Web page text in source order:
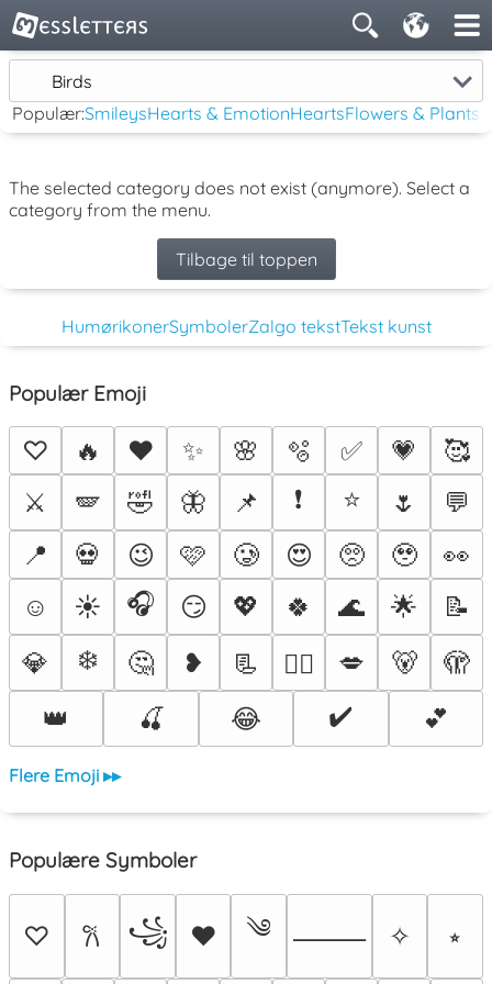
Birds
Populær:SmileysHearts & EmotionHeartsFlowers & Plants
The selected category does not exist (anymore). Select a
category from the menu.
Tilbage til toppen
HumørikonerSymbolerZalgo tekstTekst kunst
Populær Emoji
♡ 🔥 ❤️ ✨ 🌸 🫧 ✅ 💗
🥰
⚔️
🪽 🤣 🦋 📌 ❗ ⭐ 🌷
💬
📍
💀 😉 🩷 🥲 😍 🥺 🥹
👀
☺️
☀️ 🎧 😏 💖 🍀 🌊 🌟
📝
💎
❄️ 🤔 ❥ 📃 ❤️‍🔥 💋 🐻
🫣
👑
🍒 😂 ✔️ 💕
Flere Emoji ▸▸
Populære Symboler
♡ 𐙚 ꧁ ♥ ༄ ⸻ ✧ ⭒